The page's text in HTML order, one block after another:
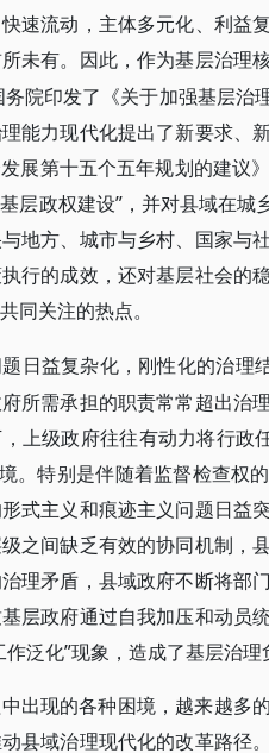
速流动，主体多元化、利益
未有。因此，作为基层治理
院印发了《关于加强基层
能力现代化提出了新要求、
展第十五个五年规划的建议
层政权建设”，并对县域在
地方、城市与乡村、国家与
行的成效，还对基层社会的
同关注的热点。
日益复杂化，刚性化的治理
所需承担的职责常常超出治
上级政府往往有动力将行政
。特别是伴随着监督检查权
式主义和痕迹主义问题日益
之间缺乏有效的协同机制，
理矛盾，县域政府不断将部
层政府通过自我加压和动员
泛化”现象，造成了基层治理
出现的各种困境，越来越多
县域治理现代化的改革路径